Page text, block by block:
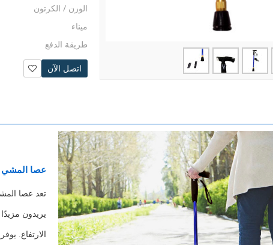
الوزن / الكرتون
ميناء
طريقة الدفع
اتصل الآن
عصا المشي
تعد عصا
يريدون